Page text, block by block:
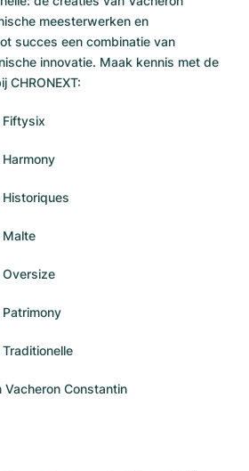
meesterwerken en
succes een combinatie van
innovatie. Maak kennis met de
CHRONEXT:
Fiftysix
Malte
Constantin